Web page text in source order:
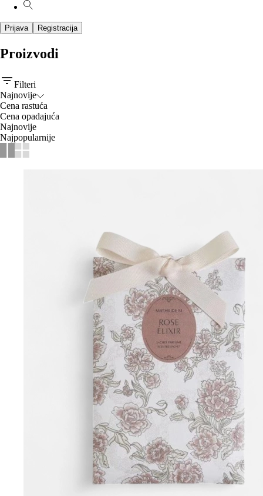
Prijava Registracija
Proizvodi
Filteri
Najnovije
Cena rastuća
Cena opadajuća
Najnovije
Najpopularnije